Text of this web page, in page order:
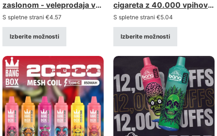
zaslonom - veleprodaja v
razsutem stanju
S spletne strani €4.57
Izberite možnosti
cigareta z 40.000 vpihov
in dvojno možnostjo
(dvojna možnost) –
veleprodaja v večjih
količinah
S spletne strani €5.04
Izberite možnosti